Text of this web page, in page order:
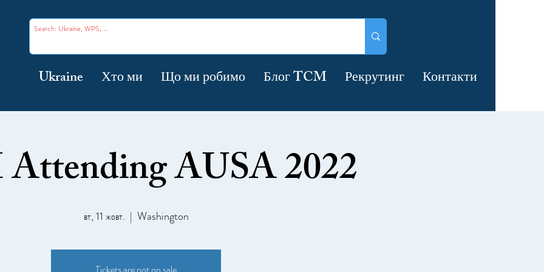
Ukraine Хто ми Що ми робимо Блог TCM Рекрутинг Контакти
AUSA 2022
вт, 11 жовт.
  |
Washington